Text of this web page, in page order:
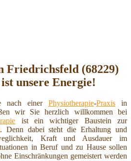
Friedrichsfeld (68229)
unsere Energie!
nach einer Physiotherapie-Praxisin
wir Sie herzlich willkommen bei
ist ein wichtiger Baustein zur
. Denn dabei steht die Erhaltung und
Kraft und Ausdauer im
in Beruf und zu Hause sollen
Einschränkungen gemeistert werden